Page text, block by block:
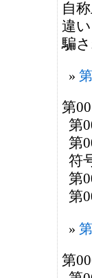
自
違
騙
第
第
第
符
第
第
第